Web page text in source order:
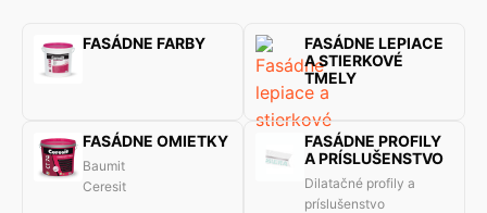
FASÁDNE FARBY
FASÁDNE LEPIACE
A STIERKOVÉ
TMELY
FASÁDNE OMIETKY
Baumit
Ceresit
FASÁDNE PROFILY
A PRÍSLUŠENSTVO
Dilatačné profily a
príslušenstvo